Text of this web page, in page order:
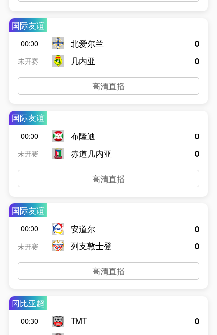
国际友谊
00:00
未开赛
北爱尔兰
几内亚
0
0
高清直播
国际友谊
00:00
未开赛
布隆迪
赤道几内亚
0
0
高清直播
国际友谊
00:00
未开赛
安道尔
列支敦士登
0
0
高清直播
冈比亚超
00:30
TMT
0